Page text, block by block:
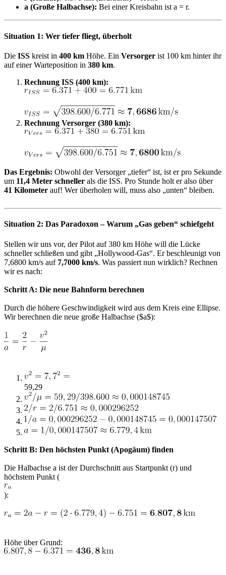
a (Große Halbachse): Bei einer Kreisbahn ist a = r.
Situation 1: Wer tiefer fliegt, überholt​
Die ISS kreist in 400 km Höhe. Ein Versorger ist 100 km hinter ihr
auf einer Warteposition in 380 km.
Rechnung ISS (400 km):
Rechnung Versorger (380 km):
Das Ergebnis: Obwohl der Versorger „tiefer“ ist, ist er pro Sekunde
um 11,4 Meter schneller als die ISS. Pro Stunde holt er also über
41 Kilometer auf! Wer überholen will, muss also „unten“ bleiben.
Situation 2: Das Paradoxon – Warum „Gas geben“ schiefgeht​
Stellen wir uns vor, der Pilot auf 380 km Höhe will die Lücke
schneller schließen und gibt „Hollywood-Gas“. Er beschleunigt von
7,6800 km/s auf 7,7000 km/s. Was passiert nun wirklich? Rechnen
wir es nach:
Schritt A: Die neue Bahnform berechnen
Durch die höhere Geschwindigkeit wird aus dem Kreis eine Ellipse.
Wir berechnen die neue große Halbachse ($a$):
59,29
Schritt B: Den höchsten Punkt (Apogäum) finden
Die Halbachse a ist der Durchschnitt aus Startpunkt (r) und
höchstem Punkt (
):
Höhe über Grund: